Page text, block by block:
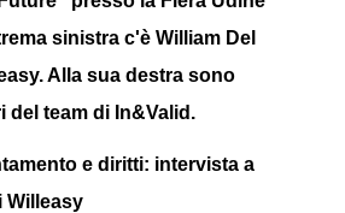
e diritti: intervista a
Willeasy